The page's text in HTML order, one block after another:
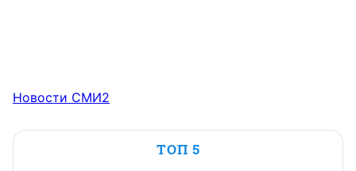
Новости СМИ2
ТОП 5